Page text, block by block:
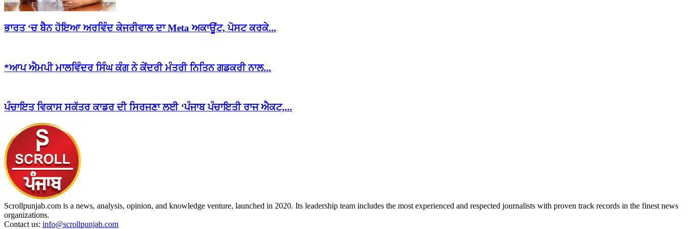
ਭਾਰਤ ‘ਚ ਬੈਨ ਹੋਇਆ ਅਰਵਿੰਦ ਕੇਜਰੀਵਾਲ ਦਾ Meta ਅਕਾਊਂਟ, ਪੋਸਟ ਕਰਕੇ...
*ਆਪ ਐਮਪੀ ਮਾਲਵਿੰਦਰ ਸਿੰਘ ਕੰਗ ਨੇ ਕੇਂਦਰੀ ਮੰਤਰੀ ਨਿਤਿਨ ਗਡਕਰੀ ਨਾਲ...
ਪੰਚਾਇਤ ਵਿਕਾਸ ਸਕੱਤਰ ਕਾਡਰ ਦੀ ਸਿਰਜਣਾ ਲਈ ‘ਪੰਜਾਬ ਪੰਚਾਇਤੀ ਰਾਜ ਐਕਟ,...
Scrollpunjab.com is a news, analysis, opinion, and knowledge venture, launched in 2020. Its leadership team includes the most experienced and respected journalists with proven track records in the finest news
organizations.
Contact us: info@scrollpunjab.com